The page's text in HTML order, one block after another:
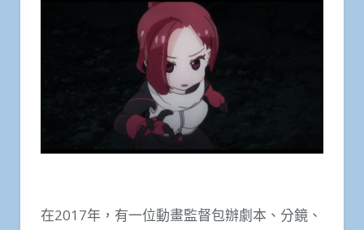
在2017年，有一位動畫監督包辦劇本、分鏡、